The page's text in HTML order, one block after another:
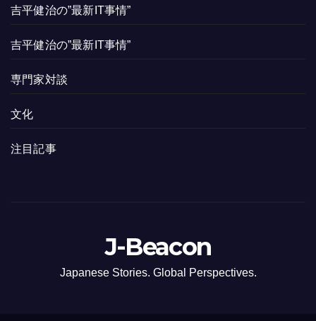
吉平健治の”最新IT事情”
吉平健治の”最新IT事情”
専門家対談
文化
注目記事
J-Beacon
Japanese Stories. Global Perspectives.